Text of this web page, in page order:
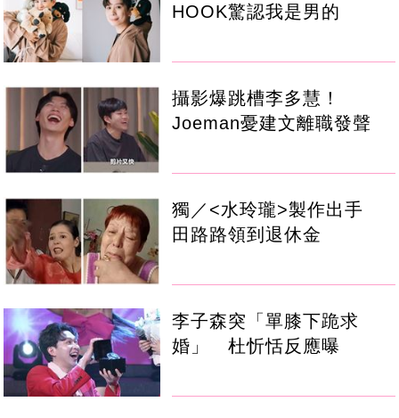
HOOK驚認我是男的
攝影爆跳槽李多慧！
Joeman憂建文離職發聲
獨／<水玲瓏>製作出手
田路路領到退休金
李子森突「單膝下跪求
婚」 杜忻恬反應曝